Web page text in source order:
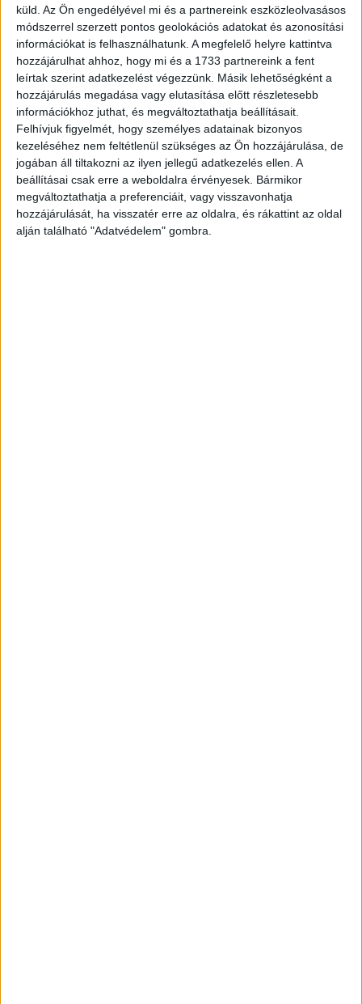
küld. Az Ön engedélyével mi és a partnereink eszközleolvasásos
módszerrel szerzett pontos geolokációs adatokat és azonosítási
információkat is felhasználhatunk. A megfelelő helyre kattintva
hozzájárulhat ahhoz, hogy mi és a 1733 partnereink a fent
leírtak szerint adatkezelést végezzünk. Másik lehetőségként a
hozzájárulás megadása vagy elutasítása előtt részletesebb
információkhoz juthat, és megváltoztathatja beállításait.
Felhívjuk figyelmét, hogy személyes adatainak bizonyos
kezeléséhez nem feltétlenül szükséges az Ön hozzájárulása, de
jogában áll tiltakozni az ilyen jellegű adatkezelés ellen. A
beállításai csak erre a weboldalra érvényesek. Bármikor
megváltoztathatja a preferenciáit, vagy visszavonhatja
hozzájárulását, ha visszatér erre az oldalra, és rákattint az oldal
alján található "Adatvédelem" gombra.
Hirdetés
3. 145 éves lilaakác (Wisteria), Japán.
Az Ashikaga Virág Parkban található akácot sokan a világ
legszebb fájának tartják. Japán büszkesége a szigetország
legnagyobb fája is egyben, és valóban olyan, mint egy
álom.